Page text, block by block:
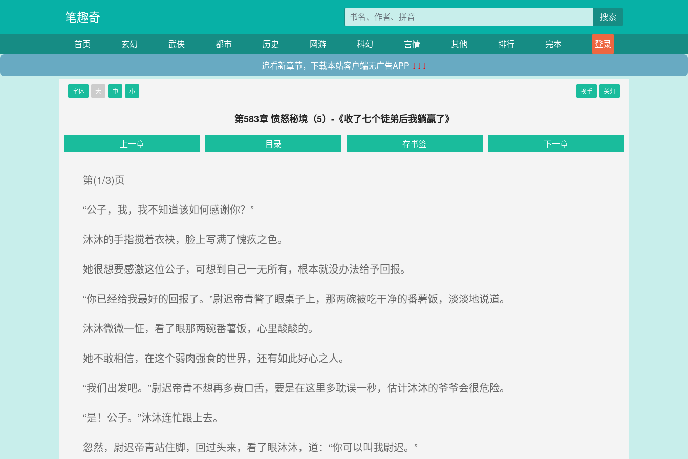
笔趣奇 搜索
首页 玄幻 武侠 都市 历史 网游 科幻 言情 其他 排行 完本
登录
追看新章节，下载本站客户端无广告APP ↓↓↓
字体 大 中 小 换手 关灯
第583章 愤怒秘境（5）-《收了七个徒弟后我躺赢了》
上一章 目录 存书签 下一章
第(1/3)页
“公子，我，我不知道该如何感谢你？”
沐沐的手指搅着衣袂，脸上写满了愧疚之色。
她很想要感激这位公子，可想到自己一无所有，根本就没办法给予回报。
“你已经给我最好的回报了。”尉迟帝青瞥了眼桌子上，那两碗被吃干净的番薯饭，淡淡地说道。
沐沐微微一怔，看了眼那两碗番薯饭，心里酸酸的。
她不敢相信，在这个弱肉强食的世界，还有如此好心之人。
“我们出发吧。”尉迟帝青不想再多费口舌，要是在这里多耽误一秒，估计沐沐的爷爷会很危险。
“是！公子。”沐沐连忙跟上去。
忽然，尉迟帝青站住脚，回过头来，看了眼沐沐，道：“你可以叫我尉迟。”